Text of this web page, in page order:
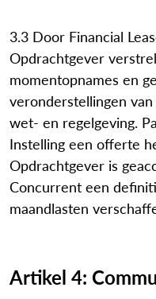
3.3 Door Financial
Opdrachtgever
momentopnames en
veronderstellingen
wet- en regelgeving.
Instelling een offerte
Opdrachtgever is
Concurrent een
maandlasten
Artikel 4: